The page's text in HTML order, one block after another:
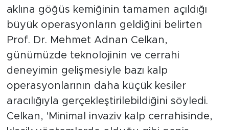
aklına göğüs kemiğinin tamamen açıldığı
büyük operasyonların geldiğini belirten
Prof. Dr. Mehmet Adnan Celkan,
günümüzde teknolojinin ve cerrahi
deneyimin gelişmesiyle bazı kalp
operasyonlarının daha küçük kesiler
aracılığıyla gerçekleştirilebildiğini söyledi.
Celkan, 'Minimal invaziv kalp cerrahisinde,